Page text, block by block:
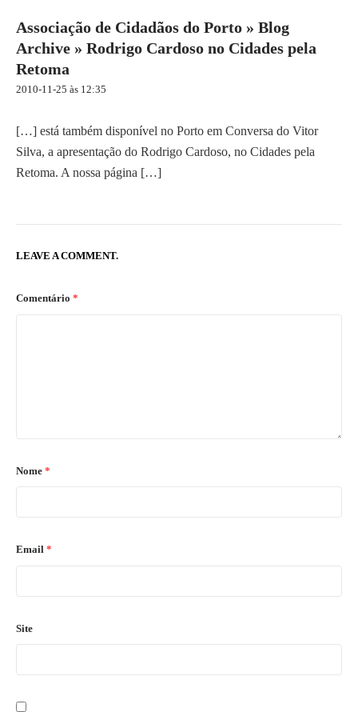
a
v
i
g
t
i
o
Associação de Cidadãos do Porto » Blog
Archive » Rodrigo Cardoso no Cidades pela
Retoma
2010-11-25 às 12:35
[…] está também disponível no Porto em Conversa do Vitor
Silva, a apresentação do Rodrigo Cardoso, no Cidades pela
Retoma. A nossa página […]
LEAVE A COMMENT.
Comentário *
Nome *
Email *
Site